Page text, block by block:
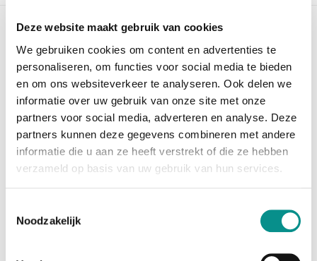
Deze website maakt gebruik van cookies
We gebruiken cookies om content en advertenties te
personaliseren, om functies voor social media te bieden
en om ons websiteverkeer te analyseren. Ook delen we
informatie over uw gebruik van onze site met onze
partners voor social media, adverteren en analyse. Deze
partners kunnen deze gegevens combineren met andere
informatie die u aan ze heeft verstrekt of die ze hebben
verzameld op basis van uw gebruik van hun services.
Noodzakelijk
Micro Adapter | Tweedekans
*Een tweedekans artikel is een product dat
geretourneerd is door de klant, omdat het verkeerd
vanwege een andere reden. Deze producten zijn
uitvoerig getest door onze specialisten, zodat we u
kunnen
garanderen dat ze in goede staat verkeren en
Verbetert Bluetooth prestaties van xMac mini Server,
RackMac mini, DuoModo xMac mini module en